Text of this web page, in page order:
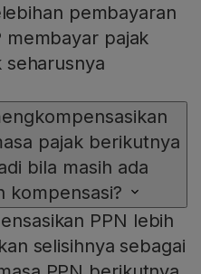
pembayaran
membayar pajak
pajak berikutnya
bila masih ada
kompensasi?
PPN lebih
selisihnya sebagai